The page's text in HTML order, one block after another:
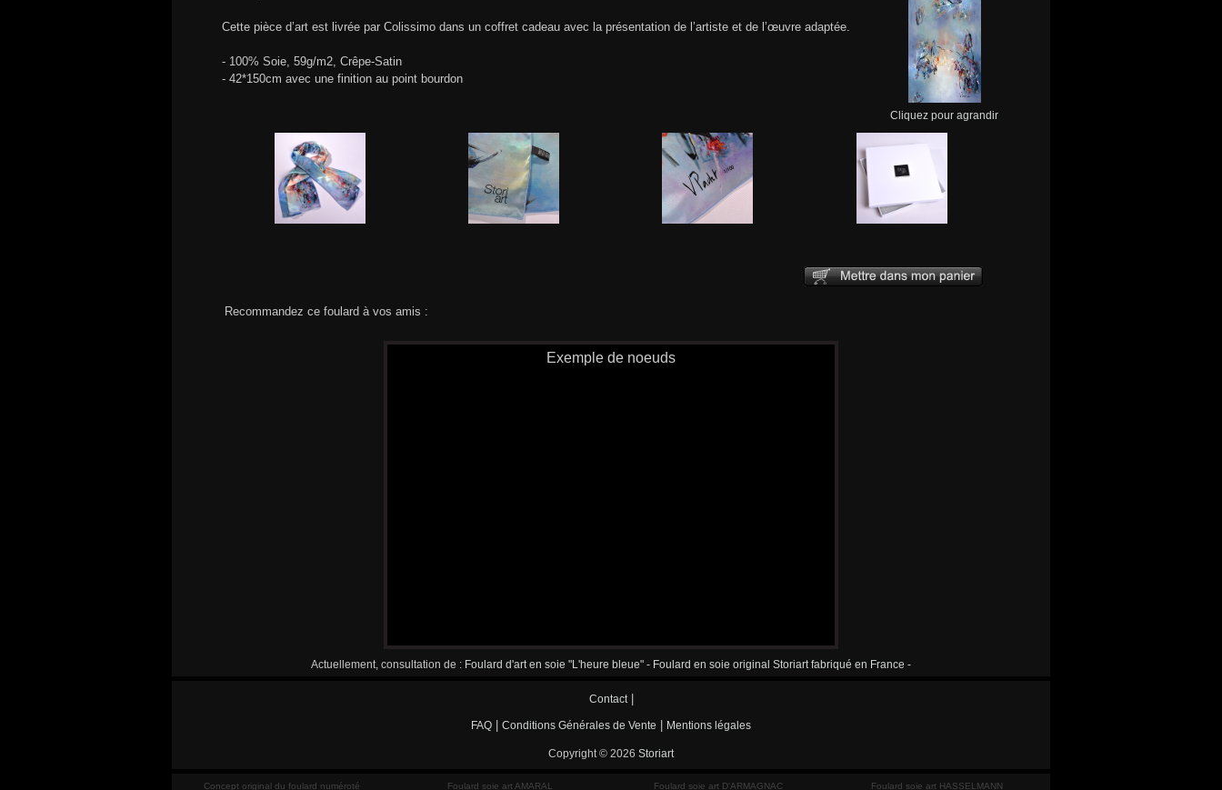
Cliquez pour agrandir
Cette pièce d’art est livrée par Colissimo dans un coffret cadeau avec la présentation de l’artiste et de l’œuvre adaptée.
- 100% Soie, 59g/m2, Crêpe-Satin
- 42*150cm avec une finition au point bourdon
Recommandez ce foulard à vos amis :
Exemple de noeuds
Actuellement, consultation de : Foulard d'art en soie "L'heure bleue" - Foulard en soie original Storiart fabriqué en France -
Contact|
FAQ Conditions Générales de Vente Mentions légales
Copyright © 2026 Storiart
Concept original du foulard numéroté Foulard soie art AMARAL Foulard soie art D'ARMAGNAC Foulard soie art HASSELMANN